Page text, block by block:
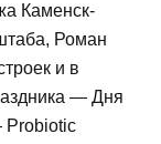
Каменск-
Роман
и в
— Дня
Probiotic